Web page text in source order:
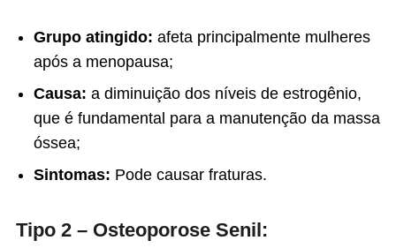
Grupo atingido: afeta principalmente mulheres
após a menopausa;
Causa: a diminuição dos níveis de estrogênio,
que é fundamental para a manutenção da massa
óssea;
Sintomas: Pode causar fraturas.
Tipo 2 – Osteoporose Senil: